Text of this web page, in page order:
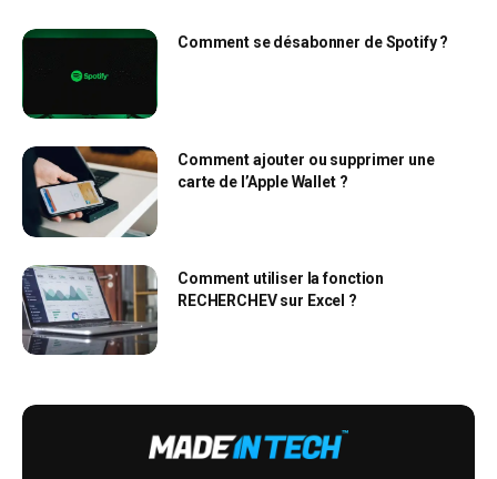
Comment se désabonner de Spotify ?
Comment ajouter ou supprimer une
carte de l’Apple Wallet ?
Comment utiliser la fonction
RECHERCHEV sur Excel ?